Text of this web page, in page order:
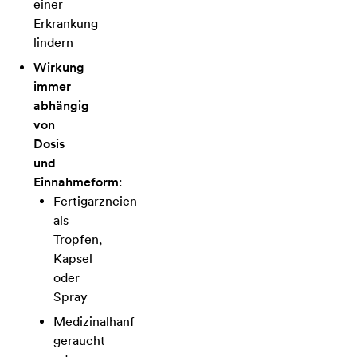
einer
Erkrankung
lindern
Wirkung
immer
abhängig
von
Dosis
und
Einnahmeform:
Fertigarzneien
als
Tropfen,
Kapsel
oder
Spray
Medizinalhanf
geraucht